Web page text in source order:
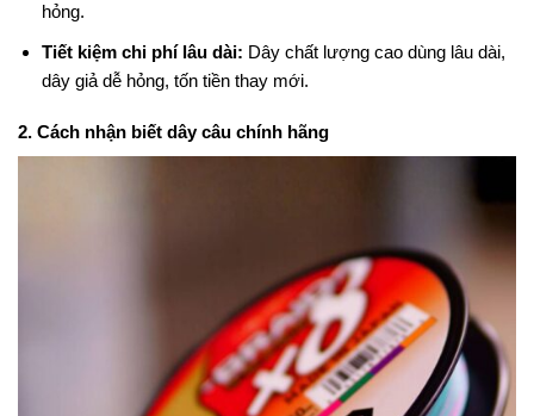
hỏng.
Tiết kiệm chi phí lâu dài: Dây chất lượng cao dùng lâu dài,
dây giả dễ hỏng, tốn tiền thay mới.
2. Cách nhận biết dây câu chính hãng